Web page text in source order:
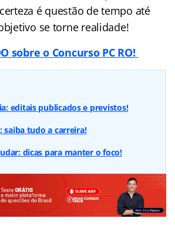
é questão de tempo até
se torne realidade!
sobre o Concurso PC RO!
editais publicados e previstos!
saiba tudo a carreira!
dicas para manter o foco!